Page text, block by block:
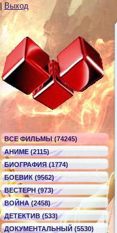
Выход
ВСЕ ФИЛЬМЫ (74245)
АНИМЕ (2115)
БИОГРАФИЯ (1774)
БОЕВИК (9562)
ВЕСТЕРН (973)
ВОЙНА (2458)
ДЕТЕКТИВ (533)
ДОКУМЕНТАЛЬНЫЙ (5530)